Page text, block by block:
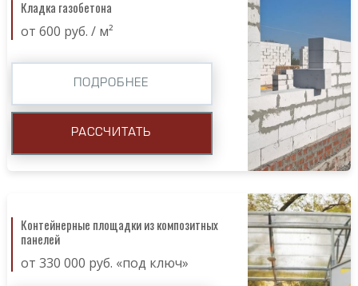
Кладка газобетона
от 600 руб. / м²
ПОДРОБНЕЕ
РАССЧИТАТЬ
Контейнерные площадки из композитных
панелей
от 330 000 руб. «под ключ»